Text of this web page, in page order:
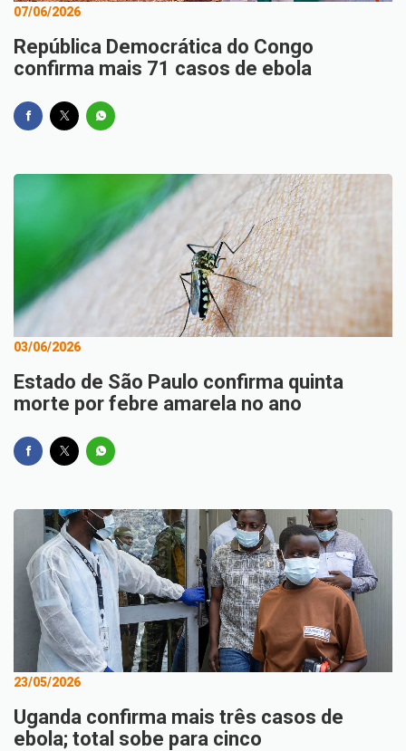
07/06/2026
República Democrática do Congo
confirma mais 71 casos de ebola
03/06/2026
Estado de São Paulo confirma quinta
morte por febre amarela no ano
23/05/2026
Uganda confirma mais três casos de
ebola; total sobe para cinco